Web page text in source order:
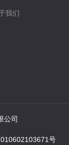
我们
公司
号